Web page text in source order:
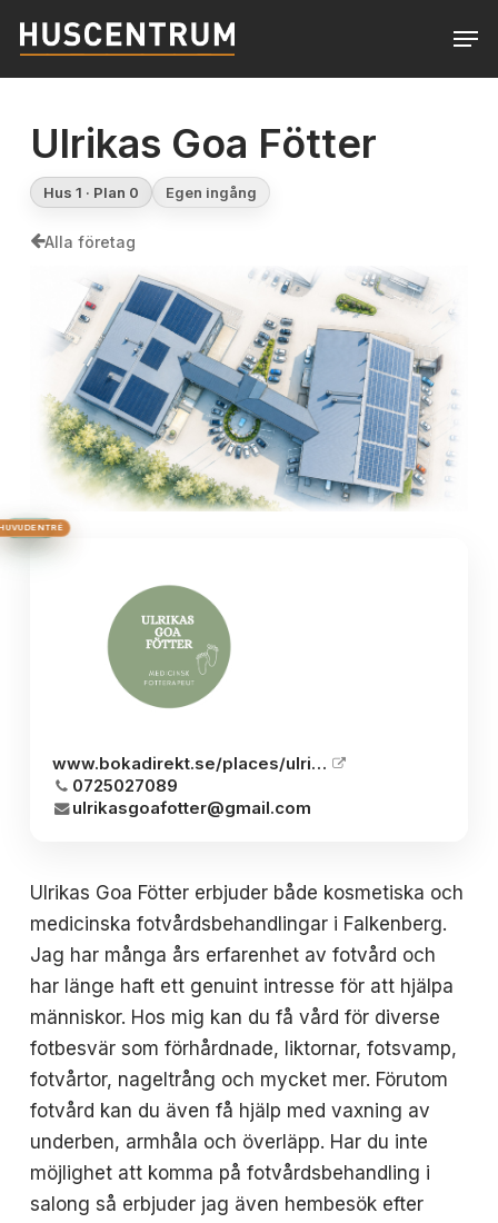
main
Ulrikas Goa Fötter
Hus 1 · Plan 0 Egen ingång
Alla företag
HUS 1
HUS 2
HUS 3
BRON
www.bokadirekt.se/places/ulrikas-goa-fotter-27088
0725027089
ulrikasgoafotter@gmail.com
Ulrikas Goa Fötter erbjuder både kosmetiska och
medicinska fotvårdsbehandlingar i Falkenberg.
Jag har många års erfarenhet av fotvård och
har länge haft ett genuint intresse för att hjälpa
människor. Hos mig kan du få vård för diverse
fotbesvär som förhårdnade, liktornar, fotsvamp,
fotvårtor, nageltrång och mycket mer. Förutom
fotvård kan du även få hjälp med vaxning av
underben, armhåla och överläpp. Har du inte
möjlighet att komma på fotvårdsbehandling i
salong så erbjuder jag även hembesök efter